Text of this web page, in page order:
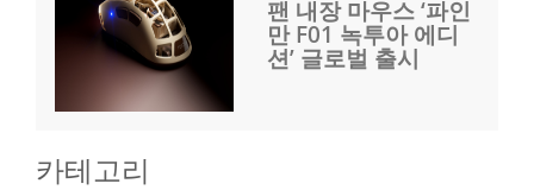
팬 내장 마우스 ‘파인
만 F01 녹투아 에디
션’ 글로벌 출시
카테고리